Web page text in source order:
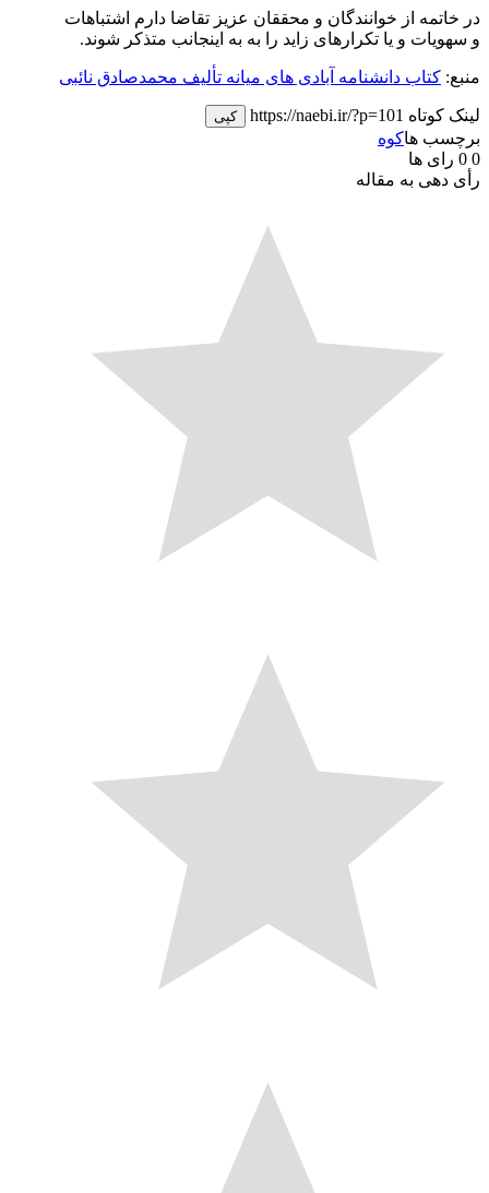
از خوانندگان و محققان عزیز تقاضا دارم اشتباهات
و یا تکرارهای زاید را به به اینجانب متذکر شوند.
کتاب دانشنامه آبادی های میانه تألیف محمدصادق نائبی
کوتاه https://naebi.ir/?p=101 کپی
هاکوه
رای ها
دهی به مقاله